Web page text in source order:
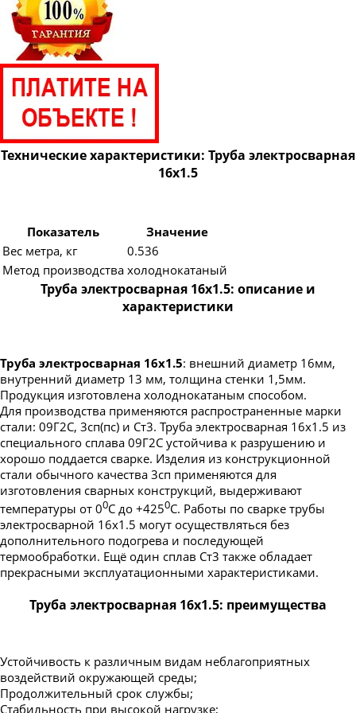
Труба электросварная 820
Труба электросварная 920
Труба электросварная 1020
Труба электросварная 1220
Труба электросварная 1420
Технические характеристики: Труба электросварная
16х1.5
Показатель
Значение
Вес метра, кг
0.536
Метод производства холоднокатаный
Труба электросварная 16х1.5: описание и
характеристики
Труба электросварная 16х1.5: внешний диаметр 16мм,
внутренний диаметр 13 мм, толщина стенки 1,5мм.
Продукция изготовлена холоднокатаным способом.
Для производства применяются распространенные марки
стали: 09Г2С, 3сп(пс) и Ст3. Труба электросварная 16х1.5 из
специального сплава 09Г2С устойчива к разрушению и
хорошо поддается сварке. Изделия из конструкционной
стали обычного качества 3сп применяются для
изготовления сварных конструкций, выдерживают
температуры от 00С до +4250С. Работы по сварке трубы
электросварной 16х1.5 могут осуществляться без
дополнительного подогрева и последующей
термообработки. Ещё один сплав Ст3 также обладает
прекрасными эксплуатационными характеристиками.
Труба электросварная 16х1.5: преимущества
Устойчивость к различным видам неблагоприятных
воздействий окружающей среды;
Продолжительный срок службы;
Стабильность при высокой нагрузке;